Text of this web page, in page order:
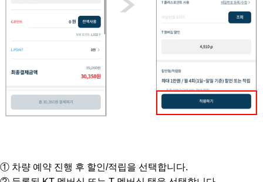
① 차량 예약 진행 후 할인/적립을 선택합니다.